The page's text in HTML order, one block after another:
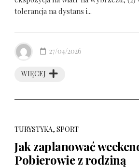
tolerancja na dystans i...
WIĘCEJ
27/04/2026
TURYSTYKA, SPORT
Jak zaplanować
Pobierowie z rodziną